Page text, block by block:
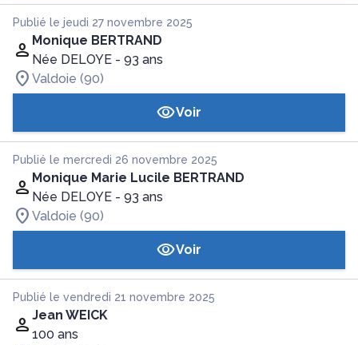
Publié le jeudi 27 novembre 2025
Monique BERTRAND
Née DELOYE - 93 ans
Valdoie (90)
Voir
Publié le mercredi 26 novembre 2025
Monique Marie Lucile BERTRAND
Née DELOYE - 93 ans
Valdoie (90)
Voir
Publié le vendredi 21 novembre 2025
Jean WEICK
100 ans